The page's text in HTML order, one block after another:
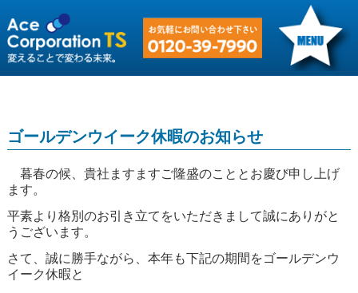
ゴールデンウイーク休暇のお知らせ
暮春の候、貴社ますますご隆盛のこととお慶び申し上げ
ます。
平素より格別のお引き立てをいただきまして誠にありがと
うございます。
さて、誠に勝手ながら、本年も下記の期間をゴールデンウ
イーク休暇と